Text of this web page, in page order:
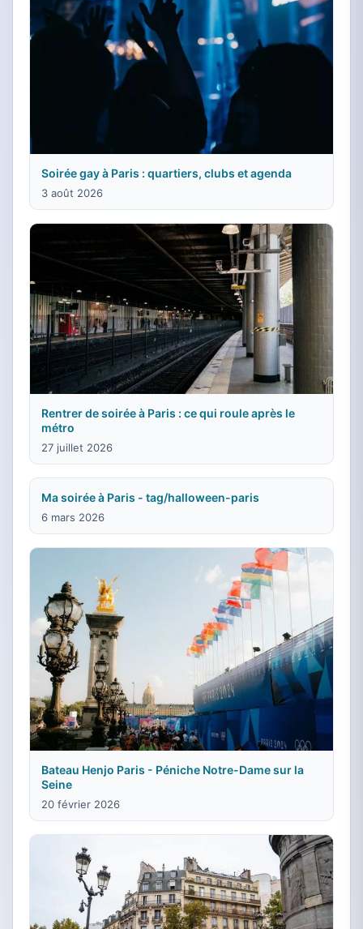
Soirée gay à Paris : quartiers, clubs et agenda
3 août 2026
Rentrer de soirée à Paris : ce qui roule après le
métro
27 juillet 2026
Ma soirée à Paris - tag/halloween-paris
6 mars 2026
Bateau Henjo Paris - Péniche Notre-Dame sur la
Seine
20 février 2026